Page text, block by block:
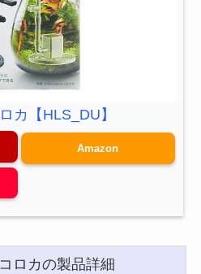
カ【HLS_DU】
Amazon
ロカの製品詳細